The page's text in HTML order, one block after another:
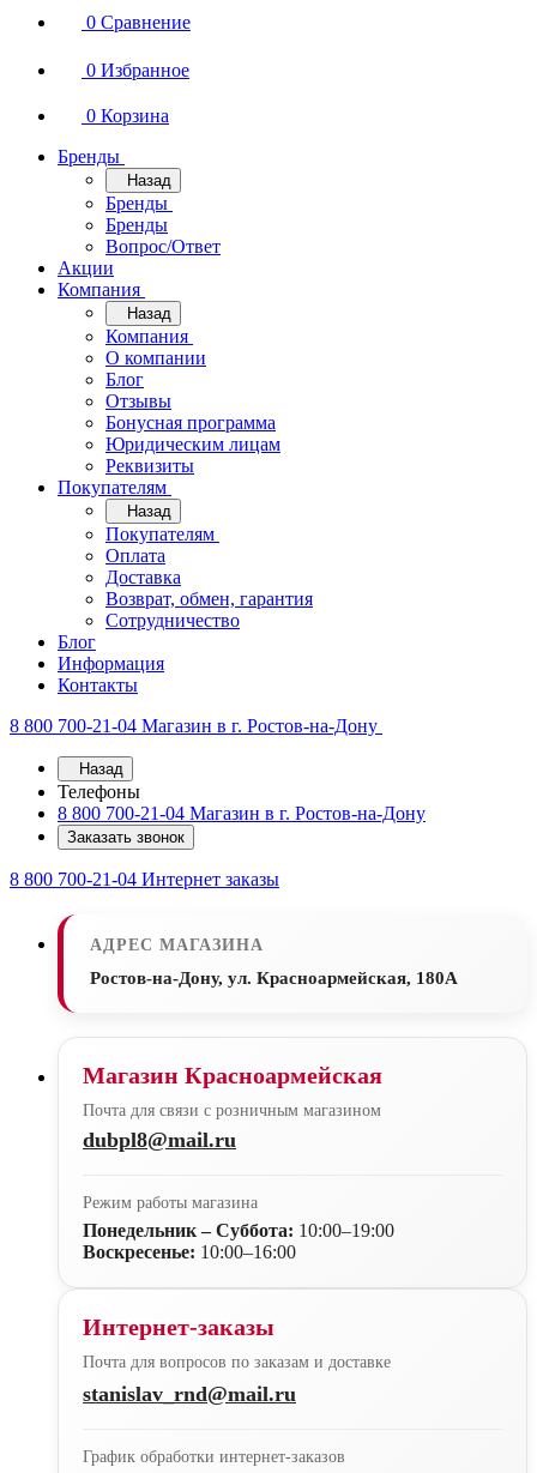
0 Сравнение
0 Избранное
0 Корзина
Бренды
Назад
Бренды
Бренды
Вопрос/Ответ
Акции
Компания
Назад
Компания
О компании
Блог
Отзывы
Бонусная программа
Юридическим лицам
Реквизиты
Покупателям
Назад
Покупателям
Оплата
Доставка
Возврат, обмен, гарантия
Сотрудничество
Блог
Информация
Контакты
8 800 700-21-04 Магазин в г. Ростов-на-Дону
Назад
Телефоны
8 800 700-21-04 Магазин в г. Ростов-на-Дону
Заказать звонок
8 800 700-21-04 Интернет заказы
АДРЕС МАГАЗИНА
Ростов-на-Дону, ул. Красноармейская, 180А
Магазин Красноармейская
Почта для связи с розничным магазином
dubpl8@mail.ru
Режим работы магазина
Понедельник – Суббота: 10:00–19:00
Воскресенье: 10:00–16:00
Интернет-заказы
Почта для вопросов по заказам и доставке
stanislav_rnd@mail.ru
График обработки интернет-заказов